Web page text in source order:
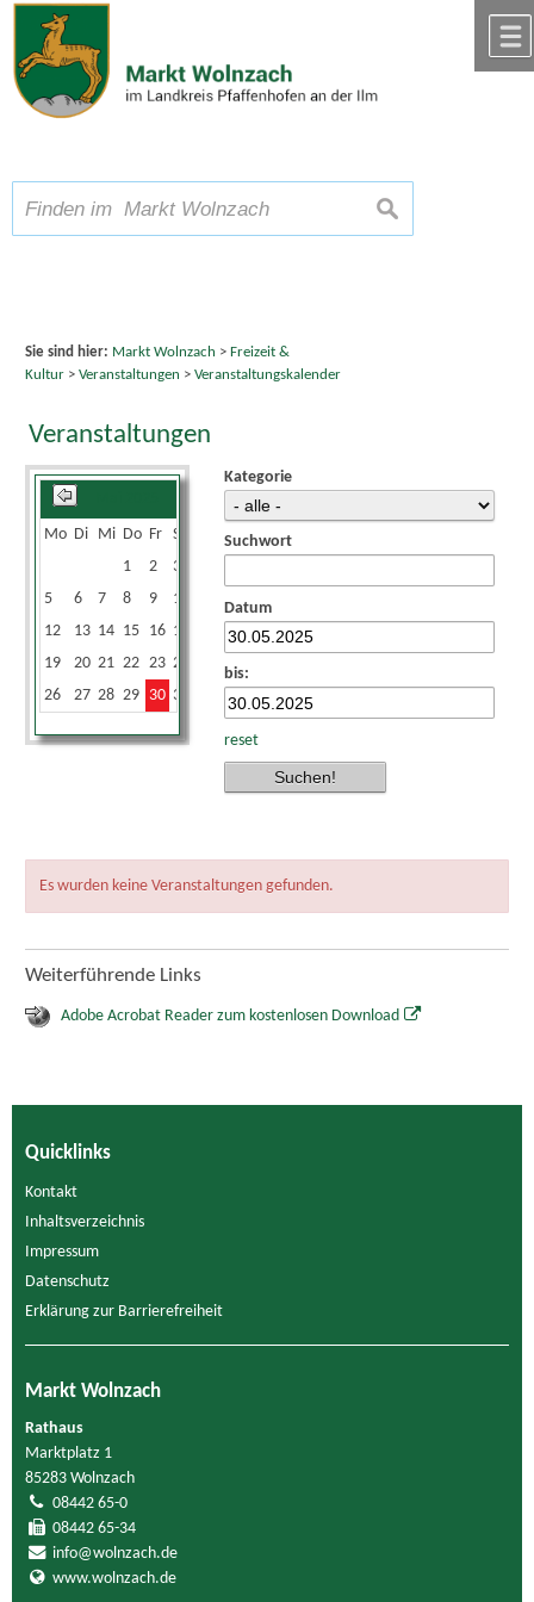
Zum Inhalt,zur Navigation
Schriftgröße A A A suchen
Sie sind hier: Markt Wolnzach > Freizeit &
Kultur> Veranstaltungen > Veranstaltungskalender
Veranstaltungen
Mo Di Mi Do Fr Sa
1
2 3
5
6 7 8 9 10
12
13 14 15 16 17
19
20 21 22 23 24
26
27 28 29 30 31
Kategorie
Suchwort
Datum
bis:
reset
Es wurden keine Veranstaltungen gefunden.
Weiterführende Links
Adobe Acrobat Reader zum kostenlosen Download
Quicklinks
Kontakt
Inhaltsverzeichnis
Impressum
Datenschutz
Erklärung zur Barrierefreiheit
Markt Wolnzach
Rathaus
Marktplatz 1
85283 Wolnzach
08442 65-0
08442 65-34
info@wolnzach.de
www.wolnzach.de